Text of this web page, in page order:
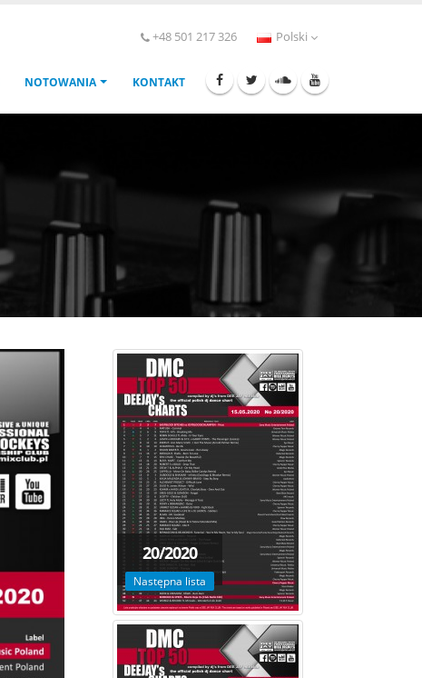
+48 501 217 326 Polski
NOTOWANIA KONTAKT
20/2020
Następna lista